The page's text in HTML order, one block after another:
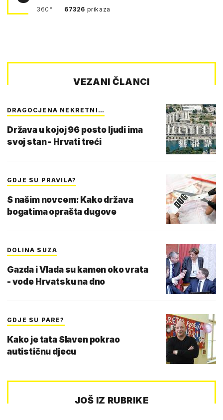
360° 67326 prikaza
VEZANI ČLANCI
DRAGOCJENA NEKRETNI…
Država u kojoj 96 posto ljudi ima
svoj stan - Hrvati treći
GDJE SU PRAVILA?
S našim novcem: Kako država
bogatima oprašta dugove
DOLINA SUZA
Gazda i Vlada su kamen oko vrata
- vode Hrvatsku na dno
GDJE SU PARE?
Kako je tata Slaven pokrao
autističnu djecu
JOŠ IZ RUBRIKE